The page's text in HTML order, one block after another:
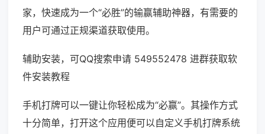
家，快速成为一个“必胜”的输赢辅助神器，有需要的
用户可通过正规渠道获取使用。
辅助安装，可QQ搜索申请 549552478 进群获取软
件安装教程
手机打牌可以一键让你轻松成为“必赢”。其操作方式
十分简单，打开这个应用便可以自定义手机打牌系统